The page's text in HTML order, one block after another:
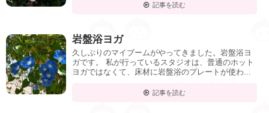
記事を読む
岩盤浴ヨガ
久しぶりのマイブームがやってきました。岩盤浴ヨ
ガです。 私が行っているスタジオは、普通のホット
ヨガではなくて、床材に岩盤浴のプレートが使わ...
記事を読む